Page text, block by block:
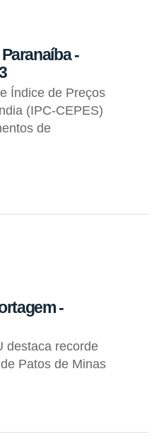
-
Índice de Preços
(IPC-CEPES)
de
-
destaca recorde
Patos de Minas